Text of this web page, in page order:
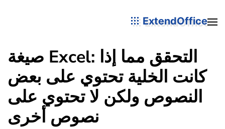
ExtendOffice
صيغة Excel: التحقق مما إذا
كانت الخلية تحتوي على بعض
النصوص ولكن لا تحتوي على
نصوص أخرى